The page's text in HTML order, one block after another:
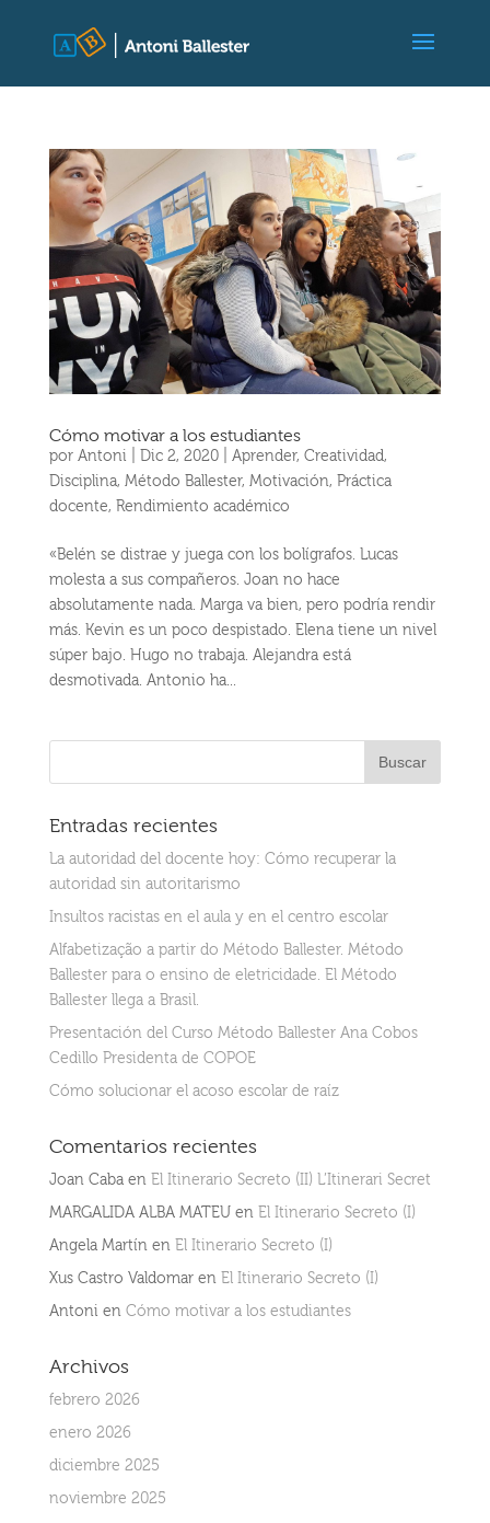
Cómo motivar a los estudiantes
por Antoni Dic 2, 2020| Aprender, Creatividad,
Disciplina, Método Ballester, Motivación, Práctica
docente, Rendimiento académico
«Belén se distrae y juega con los bolígrafos. Lucas
molesta a sus compañeros. Joan no hace
absolutamente nada. Marga va bien, pero podría rendir
más. Kevin es un poco despistado. Elena tiene un nivel
súper bajo. Hugo no trabaja. Alejandra está
desmotivada. Antonio ha...
Entradas recientes
La autoridad del docente hoy: Cómo recuperar la
autoridad sin autoritarismo
Insultos racistas en el aula y en el centro escolar
Alfabetização a partir do Método Ballester. Método
Ballester para o ensino de eletricidade. El Método
Ballester llega a Brasil.
Presentación del Curso Método Ballester Ana Cobos
Cedillo Presidenta de COPOE
Cómo solucionar el acoso escolar de raíz
Comentarios recientes
Joan Cabaen El Itinerario Secreto (II) L’Itinerari Secret
MARGALIDA ALBA MATEU en El Itinerario Secreto (I)
Angela Martínen El Itinerario Secreto (I)
Xus Castro Valdomaren El Itinerario Secreto (I)
Antoni en Cómo motivar a los estudiantes
Archivos
febrero 2026
enero 2026
diciembre 2025
noviembre 2025